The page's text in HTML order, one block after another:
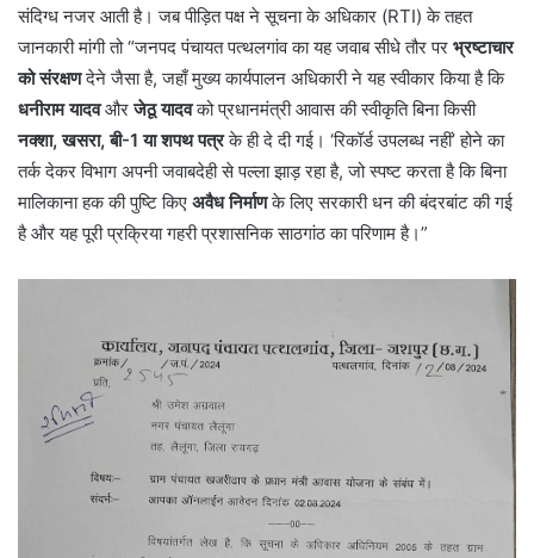
संदिग्ध नजर आती है। जब पीड़ित पक्ष ने सूचना के अधिकार (RTI) के तहत
जानकारी मांगी तो “जनपद पंचायत पत्थलगांव का यह जवाब सीधे तौर पर भ्रष्टाचार
को संरक्षणदेने जैसा है, जहाँ मुख्य कार्यपालन अधिकारी ने यह स्वीकार किया है कि
धनीराम यादवऔरजेठू यादवको प्रधानमंत्री आवास की स्वीकृति बिना किसी
नक्शा, खसरा, बी-1 या शपथ पत्रके ही दे दी गई। ‘रिकॉर्ड उपलब्ध नहीं’ होने का
तर्क देकर विभाग अपनी जवाबदेही से पल्ला झाड़ रहा है, जो स्पष्ट करता है कि बिना
मालिकाना हक की पुष्टि किए अवैध निर्माणके लिए सरकारी धन की बंदरबांट की गई
है और यह पूरी प्रक्रिया गहरी प्रशासनिक साठगांठ का परिणाम है।”